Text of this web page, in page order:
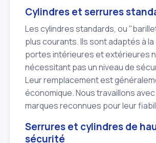
Cylindres et serrures
Les cylindres standards, ou
plus courants. Ils sont adaptés à
portes intérieures et extérieures
nécessitant pas un niveau de
Leur remplacement est
économique. Nous travaillons
marques reconnues pour leur
Serrures et cylindres de
sécurité